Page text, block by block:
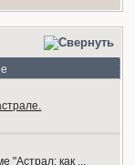
"Астрал: как ...